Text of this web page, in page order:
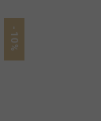
-10%